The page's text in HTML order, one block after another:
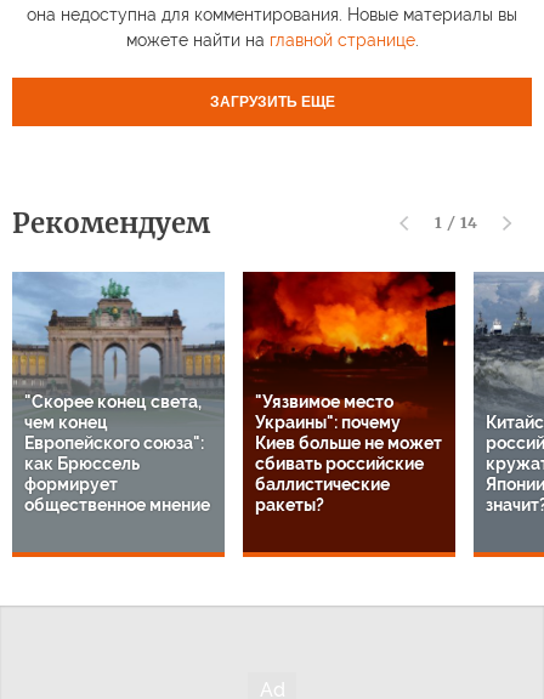
она недоступна для комментирования. Новые материалы вы
можете найти на главной странице.
ЗАГРУЗИТЬ ЕЩЕ
Рекомендуем 1 / 14
"Скорее конец света,
чем конец
Европейского союза":
как Брюссель
формирует
общественное мнение
"Уязвимое место
Украины": почему
Киев больше не может
сбивать российские
баллистические
ракеты?